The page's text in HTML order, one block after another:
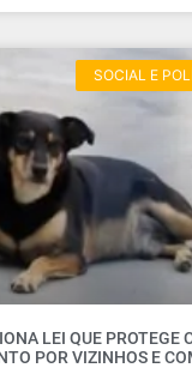
SOCIAL E
LEI QUE PROTEGE
POR VIZINHOS E